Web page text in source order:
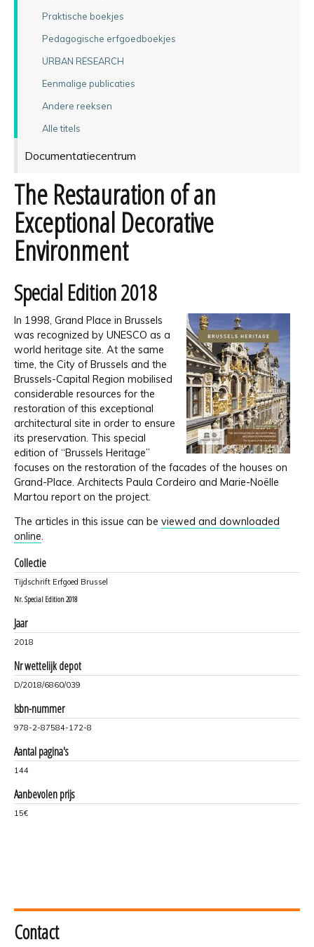
Praktische boekjes
Pedagogische erfgoedboekjes
URBAN RESEARCH
Eenmalige publicaties
Andere reeksen
Alle titels
Documentatiecentrum
The Restauration of an
Exceptional Decorative
Environment
Special Edition 2018
In 1998, Grand Place in Brussels
was recognized by UNESCO as a
world heritage site. At the same
time, the City of Brussels and the
Brussels-Capital Region mobilised
considerable resources for the
restoration of this exceptional
architectural site in order to ensure
its preservation. This special
edition of “Brussels Heritage”
focuses on the restoration of the facades of the houses on
Grand-Place. Architects Paula Cordeiro and Marie-Noëlle
Martou report on the project.
The articles in this issue can be viewed and downloaded
online.
Collectie
Tijdschrift Erfgoed Brussel
Nr. Special Edition 2018
Jaar
2018
Nr wettelijk depot
D/2018/6860/039
Isbn-nummer
978-2-87584-172-8
Aantal pagina's
144
Aanbevolen prijs
15€
Contact